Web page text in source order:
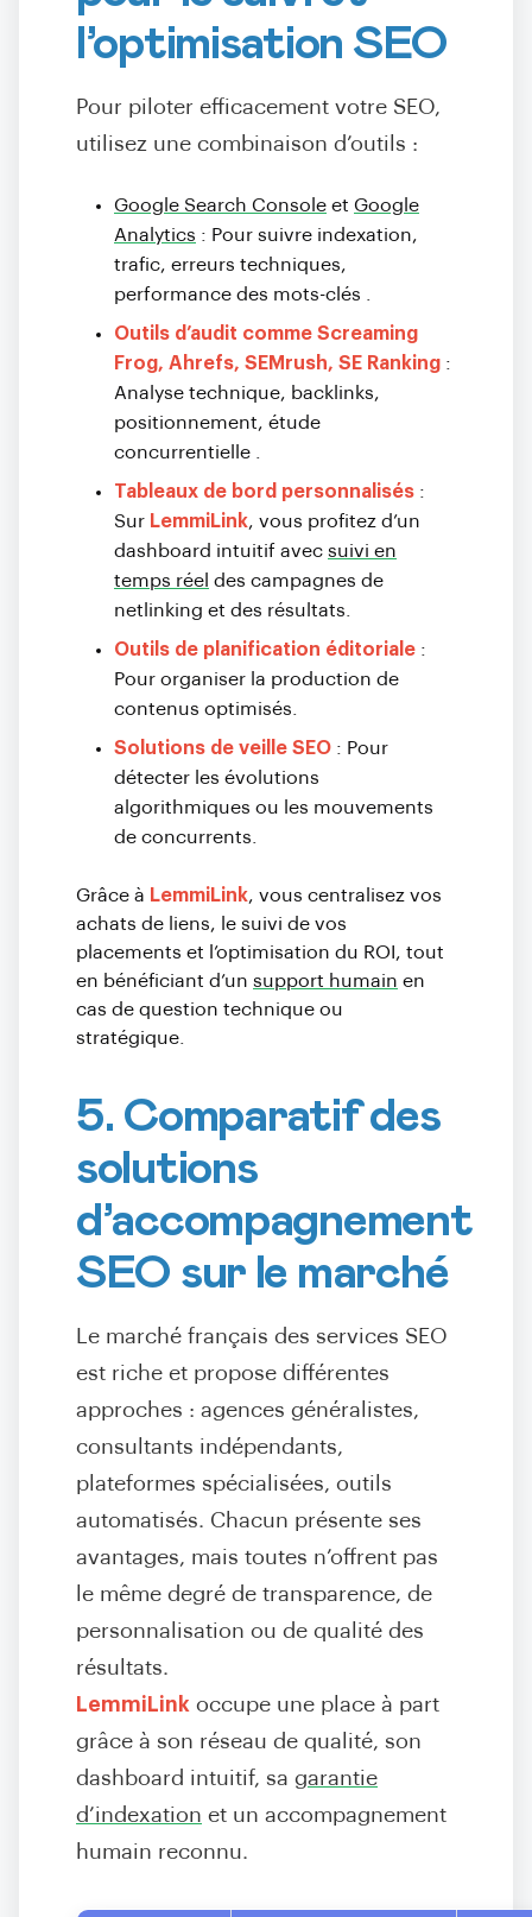
l’optimisation SEO
Pour piloter efficacement votre SEO,
utilisez une combinaison d’outils :
Google Search Console et Google
Analytics : Pour suivre indexation,
trafic, erreurs techniques,
performance des mots-clés
Outils d’audit comme Screaming
Frog, Ahrefs, SEMrush, SE Ranking :
Analyse technique, backlinks,
positionnement, étude
concurrentielle
Tableaux de bord personnalisés :
Sur LemmiLink, vous profitez d’un
dashboard intuitif avec suivi en
temps réel des campagnes de
netlinking et des résultats.
Outils de planification éditoriale :
Pour organiser la production de
contenus optimisés.
Solutions de veille SEO : Pour
détecter les évolutions
algorithmiques ou les mouvements
de concurrents.
Grâce à LemmiLink, vous centralisez vos
achats de liens, le suivi de vos
placements et l’optimisation du ROI, tout
en bénéficiant d’un support humain en
cas de question technique ou
stratégique.
5. Comparatif des
solutions
d’accompagnement
SEO sur le marché
Le marché français des services SEO
est riche et propose différentes
approches : agences généralistes,
consultants indépendants,
plateformes spécialisées, outils
automatisés. Chacun présente ses
avantages, mais toutes n’offrent pas
le même degré de transparence, de
personnalisation ou de qualité des
résultats.
LemmiLink occupe une place à part
grâce à son réseau de qualité, son
dashboard intuitif, sa garantie
d’indexation et un accompagnement
humain reconnu.